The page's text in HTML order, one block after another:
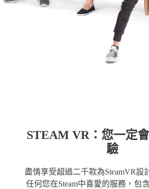
STEAM VR：您一定
驗
盡情享受超過二千款為SteamVR設
任何您在Steam中喜愛的服務，包